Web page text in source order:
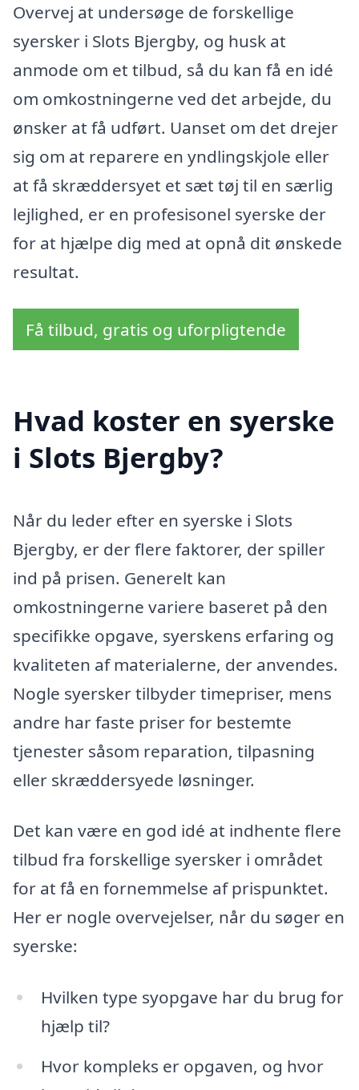
Overvej at undersøge de forskellige
syersker i Slots Bjergby, og husk at
anmode om et tilbud, så du kan få en idé
om omkostningerne ved det arbejde, du
ønsker at få udført. Uanset om det drejer
sig om at reparere en yndlingskjole eller
at få skræddersyet et sæt tøj til en særlig
lejlighed, er en profesisonel syerske der
for at hjælpe dig med at opnå dit ønskede
resultat.
Få tilbud, gratis og uforpligtende
Hvad koster en syerske
i Slots Bjergby?
Når du leder efter en syerske i Slots
Bjergby, er der flere faktorer, der spiller
ind på prisen. Generelt kan
omkostningerne variere baseret på den
specifikke opgave, syerskens erfaring og
kvaliteten af materialerne, der anvendes.
Nogle syersker tilbyder timepriser, mens
andre har faste priser for bestemte
tjenester såsom reparation, tilpasning
eller skræddersyede løsninger.
Det kan være en god idé at indhente flere
tilbud fra forskellige syersker i området
for at få en fornemmelse af prispunktet.
Her er nogle overvejelser, når du søger en
syerske:
Hvilken type syopgave har du brug for
hjælp til?
Hvor kompleks er opgaven, og hvor